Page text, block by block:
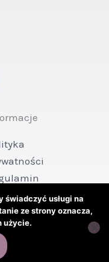
świadczyć usługi na
ze strony oznacza,
użycie.